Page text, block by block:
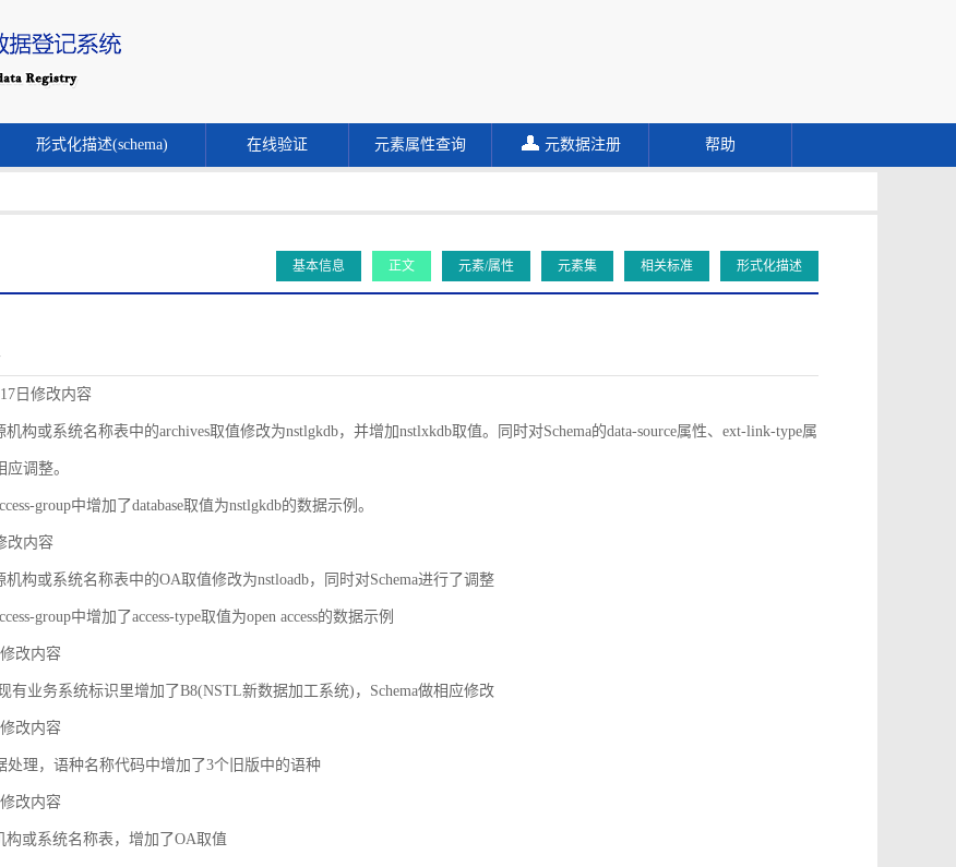
形式化描述(schema) 在线验证 元素属性查询 元数据注册 帮助
基本信息 正文 元素/属性 元素集 相关标准 形式化描述
间的关联和约束
日修改内容
构或系统名称表中的archives取值修改为nstlgkdb，并增加nstlxkdb取值。同时对Schema的data-source属性、ext-link-type属
调整。
group中增加了database取值为nstlgkdb的数据示例。
改内容
机构或系统名称表中的OA取值修改为nstloadb，同时对Schema进行了调整
group中增加了access-type取值为open access的数据示例
改内容
有业务系统标识里增加了B8(NSTL新数据加工系统)，Schema做相应修改
改内容
处理，语种名称代码中增加了3个旧版中的语种
改内容
构或系统名称表，增加了OA取值